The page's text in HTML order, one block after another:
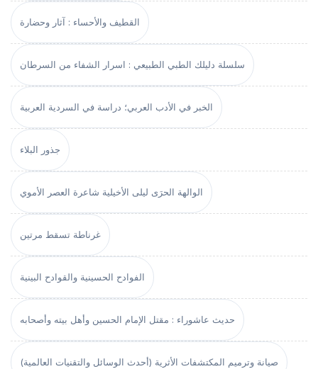
القطيف والأحساء : آثار وحضارة
سلسلة دليلك الطبي الطبيعي : اسرار الشفاء من السرطان
الخبر في الأدب العربي؛ دراسة في السردية العربية
جذور البلاء
الوالهة الحرَى ليلى الأخيلية شاعرة العصر الأموي
غرناطة تسقط مرتين
الفوادح الحسينية والقوادح البينية
حديث عاشوراء : مقتل الإمام الحسين وأهل بيته وأصحابه
صيانة وترميم المكتشفات الأثرية (أحدث الوسائل والتقنيات العالمية)